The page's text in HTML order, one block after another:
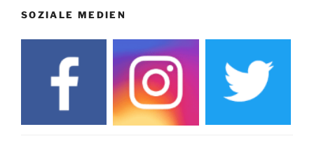
SOZIALE MEDIEN